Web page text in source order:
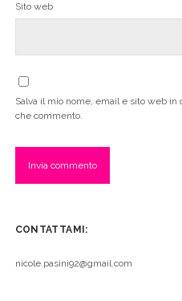
Sito web
Salva il mio nome, email e sito web
che commento.
CONTATTAMI:
nicole.pasini92@gmail.com